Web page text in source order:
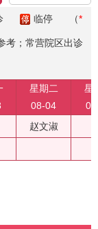
临停 （*
考；常营院区出诊
星期二
08-04
星
赵文淑